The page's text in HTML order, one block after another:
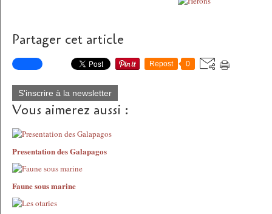
Partager cet article
Repost 0
S'inscrire à la newsletter
Vous aimerez aussi :
Presentation des Galapagos
Faune sous marine